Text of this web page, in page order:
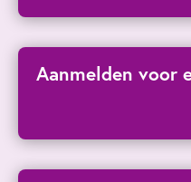
Aanmelden voor